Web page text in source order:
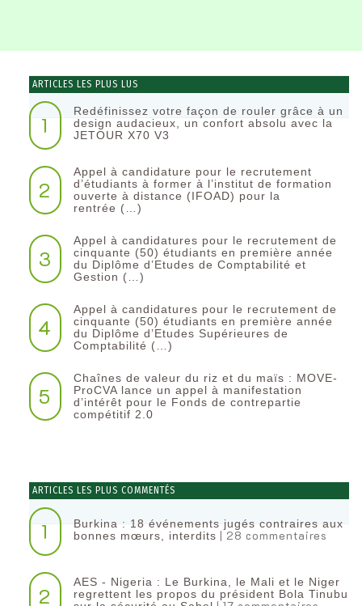
ARTICLES LES PLUS LUS
1
Redéfinissez votre façon de rouler grâce à un
design audacieux, un confort absolu avec la
JETOUR X70 V3
2
Appel à candidature pour le recrutement
d’étudiants à former à l’institut de formation
ouverte à distance (IFOAD) pour la
rentrée (…)
3
Appel à candidatures pour le recrutement de
cinquante (50) étudiants en première année
du Diplôme d’Etudes de Comptabilité et
Gestion (…)
4
Appel à candidatures pour le recrutement de
cinquante (50) étudiants en première année
du Diplôme d’Etudes Supérieures de
Comptabilité (…)
5
Chaînes de valeur du riz et du maïs : MOVE-
ProCVA lance un appel à manifestation
d’intérêt pour le Fonds de contrepartie
compétitif 2.0
ARTICLES LES PLUS COMMENTÉS
1
Burkina : 18 événements jugés contraires aux
bonnes mœurs, interdits | 28 commentaires
2
AES - Nigeria : Le Burkina, le Mali et le Niger
regrettent les propos du président Bola Tinubu